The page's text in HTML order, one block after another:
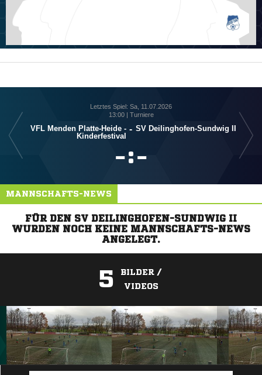
Letztes Spiel: Sa, 11.07.2026
13:00 | Turniere
VFL Menden Platte-Heide -
Kinderfestival
- SV Deilinghofen-Sundwig II
:
SV
MANNSCHAFTS-NEWS
FÜR DEN SV DEILINGHOFEN-SUNDWIG II
WURDEN NOCH KEINE MANNSCHAFTS-NEWS
ANGELEGT.
5
BILDER /
VIDEOS
ANZEIGE